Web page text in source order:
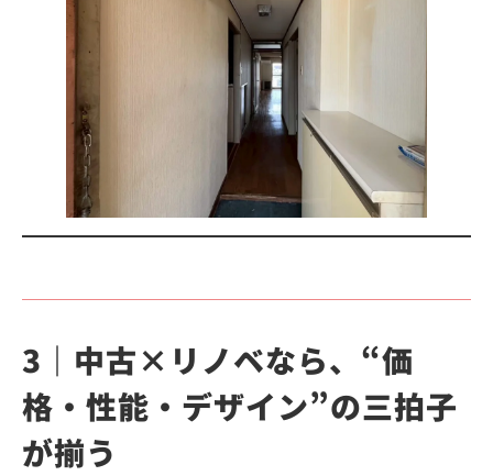
3｜中古×リノベなら、“価
格・性能・デザイン”の三拍子
が揃う